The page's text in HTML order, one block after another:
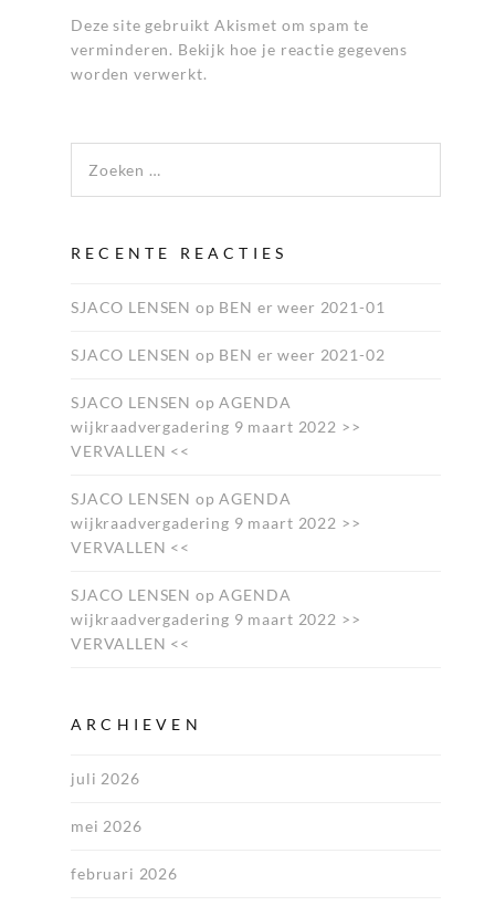
Deze site gebruikt Akismet om spam te
verminderen. Bekijk hoe je reactie gegevens
worden verwerkt.
RECENTE REACTIES
SJACO LENSEN op BEN er weer 2021-01
SJACO LENSEN op BEN er weer 2021-02
SJACO LENSEN opAGENDA
wijkraadvergadering 9 maart 2022 >>
VERVALLEN <<
SJACO LENSEN opAGENDA
wijkraadvergadering 9 maart 2022 >>
VERVALLEN <<
SJACO LENSEN opAGENDA
wijkraadvergadering 9 maart 2022 >>
VERVALLEN <<
ARCHIEVEN
juli 2026
mei 2026
februari 2026